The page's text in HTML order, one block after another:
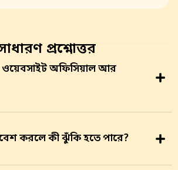
প্রশ্নোত্তর
অফিসিয়াল আর
করলে কী ঝুঁকি হতে পারে?